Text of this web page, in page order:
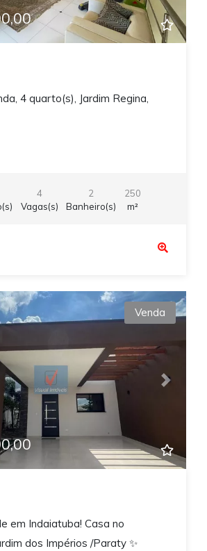
4 quarto(s), Jardim Regina,
4
Vagas(s)
2
Banheiro(s)
250
m²
Next
Venda
em Indaiatuba! Casa no
dos Impérios /Paraty ✨